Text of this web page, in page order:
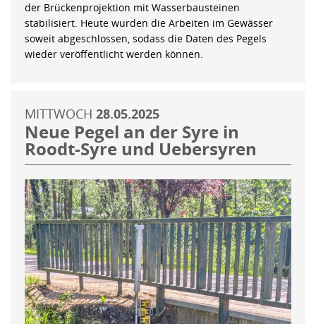
der Brückenprojektion mit Wasserbausteinen
stabilisiert. Heute wurden die Arbeiten im Gewässer
soweit abgeschlossen, sodass die Daten des Pegels
wieder veröffentlicht werden können.
MITTWOCH 28.05.2025
Neue Pegel an der Syre in
Roodt-Syre und Uebersyren